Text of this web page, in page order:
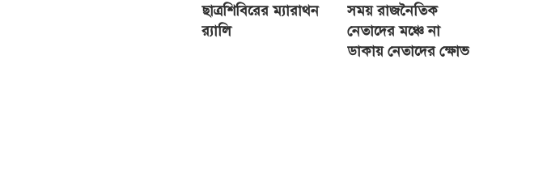
ছাত্রশিবিরের ম্যারাথন
র‌্যালি
সময় রাজনৈতিক
নেতাদের মঞ্চে না
ডাকায় নেতাদের ক্ষোভ